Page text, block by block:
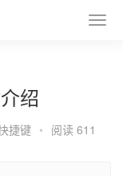
绍
捷键 • 阅读 611